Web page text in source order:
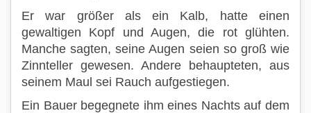
Er war größer als ein Kalb, hatte einen
gewaltigen Kopf und Augen, die rot glühten.
Manche sagten, seine Augen seien so groß wie
Zinnteller gewesen. Andere behaupteten, aus
seinem Maul sei Rauch aufgestiegen.
Ein Bauer begegnete ihm eines Nachts auf dem